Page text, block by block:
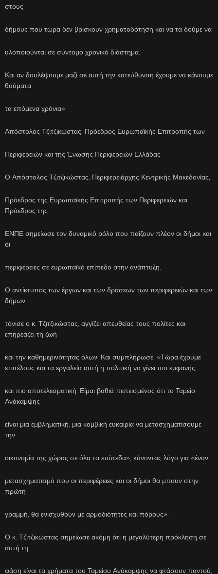
στους
δήμους που τώρα δεν βρίσκουν χρηματοδότηση και να τα δούμε να
υλοποιούνται σε σύντομο χρονικό διάστημα.
Και αν δουλέψουμε μαζί σε αυτή την κατεύθυνση έχουμε να κάνουμε
θαύματα
τα επόμενα χρόνια».
Απόστολος Τζιτζικώστας, Πρόεδρος Ευρωπαϊκής Επιτροπής των
Περιφερειών και της Ένωσης Περιφερειών Ελλάδας
Ο Απόστολος Τζιτζικώστας, Περιφερειάρχης Κεντρικής Μακεδονίας,
Πρόεδρος της Ευρωπαϊκής Επιτροπής των Περιφερειών και
Πρόεδρος της
ΕΝΠΕ σημείωσε τον δυναμικό ρόλο που παίζουν πλέον οι δήμοι και
οι
περιφέρειες σε ευρωπαϊκό επίπεδο στην ανάπτυξη.
Ο αντίκτυπος των έργων και των δράσεων των περιφερειών και των
δήμων,
τόνισε ο κ. Τζιτζικώστας, αγγίζει απευθείας τους πολίτες και
επηρεάζει τη ζωή
και την καθημερινότητας όλων. Και συμπλήρωσε: «Τώρα έχουμε
επιτέλους και τα εργαλεία αυτή η πολιτική να γίνει πιο εμφανής
και πιο αποτελεσματική. Είμαι βαθιά πεπεισμένος ότι το Ταμείο
Ανάκαμψης
είναι μια εμβληματική, μια κομβική ευκαιρία να μετασχηματίσουμε
την
οικονομία της χώρας σε όλα τα επίπεδα», κάνοντας λόγο για «έναν
μετασχηματισμό που οι περιφέρειες και οι δήμοι θα μπουν στην
πρώτη
γραμμή, θα ενισχυθούν με αρμοδιότητες και πόρους».
Ο κ. Τζιτζικώστας σημείωσε ακόμη ότι η μεγαλύτερη πρόκληση σε
αυτή τη
φάση είναι τα χρήματα του Ταμείου Ανάκαμψης να φτάσουν παντού,